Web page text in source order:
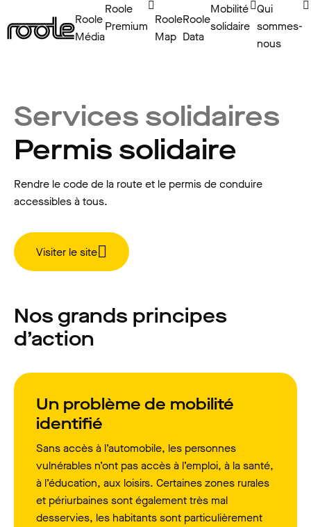
Roole
Média
Roole
Premium Roole
Map
Roole
Data
Mobilité
solidaire
Qui
sommes-
nous
Services solidaires
Permis solidaire
Rendre le code de la route et le permis de conduire
accessibles à tous.
Visiter le site
Nos grands principes
d’action
Un problème de mobilité
identifié
Sans accès à l’automobile, les personnes
vulnérables n’ont pas accès à l’emploi, à la santé,
à l’éducation, aux loisirs. Certaines zones rurales
et périurbaines sont également très mal
desservies, les habitants sont particulièrement